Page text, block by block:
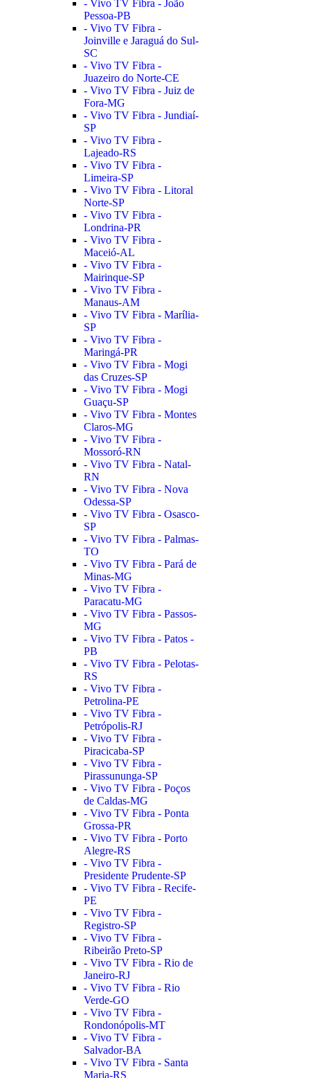
- Vivo TV Fibra - João
Pessoa-PB
- Vivo TV Fibra -
Joinville e Jaraguá do Sul-
SC
- Vivo TV Fibra -
Juazeiro do Norte-CE
- Vivo TV Fibra - Juiz de
Fora-MG
- Vivo TV Fibra - Jundiaí-
SP
- Vivo TV Fibra -
Lajeado-RS
- Vivo TV Fibra -
Limeira-SP
- Vivo TV Fibra - Litoral
Norte-SP
- Vivo TV Fibra -
Londrina-PR
- Vivo TV Fibra -
Maceió-AL
- Vivo TV Fibra -
Mairinque-SP
- Vivo TV Fibra -
Manaus-AM
- Vivo TV Fibra - Marília-
SP
- Vivo TV Fibra -
Maringá-PR
- Vivo TV Fibra - Mogi
das Cruzes-SP
- Vivo TV Fibra - Mogi
Guaçu-SP
- Vivo TV Fibra - Montes
Claros-MG
- Vivo TV Fibra -
Mossoró-RN
- Vivo TV Fibra - Natal-
RN
- Vivo TV Fibra - Nova
Odessa-SP
- Vivo TV Fibra - Osasco-
SP
- Vivo TV Fibra - Palmas-
TO
- Vivo TV Fibra - Pará de
Minas-MG
- Vivo TV Fibra -
Paracatu-MG
- Vivo TV Fibra - Passos-
MG
- Vivo TV Fibra - Patos -
PB
- Vivo TV Fibra - Pelotas-
RS
- Vivo TV Fibra -
Petrolina-PE
- Vivo TV Fibra -
Petrópolis-RJ
- Vivo TV Fibra -
Piracicaba-SP
- Vivo TV Fibra -
Pirassununga-SP
- Vivo TV Fibra - Poços
de Caldas-MG
- Vivo TV Fibra - Ponta
Grossa-PR
- Vivo TV Fibra - Porto
Alegre-RS
- Vivo TV Fibra -
Presidente Prudente-SP
- Vivo TV Fibra - Recife-
PE
- Vivo TV Fibra -
Registro-SP
- Vivo TV Fibra -
Ribeirão Preto-SP
- Vivo TV Fibra - Rio de
Janeiro-RJ
- Vivo TV Fibra - Rio
Verde-GO
- Vivo TV Fibra -
Rondonópolis-MT
- Vivo TV Fibra -
Salvador-BA
- Vivo TV Fibra - Santa
Maria-RS